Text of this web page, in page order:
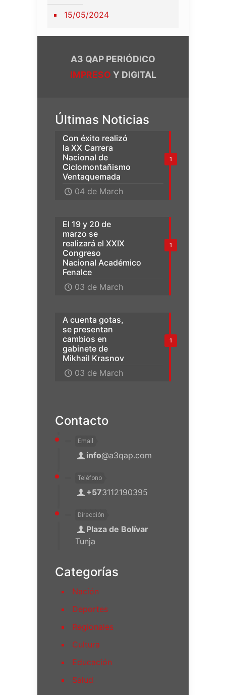
15/05/2024
A3 QAP PERIÓDICO
IMPRESO Y DIGITAL
Últimas Noticias
1
Con éxito realizó
la XX Carrera
Nacional de
Ciclomontañismo
Ventaquemada
04 de March
1
El 19 y 20 de
marzo se
realizará el XXIX
Congreso
Nacional Académico
Fenalce
03 de March
1
A cuenta gotas,
se presentan
cambios en
gabinete de
Mikhail Krasnov
03 de March
Contacto
Email
info@a3qap.com
Teléfono
+573112190395
Dirección
Plaza de Bolívar
Tunja
Categorías
Nación
Deportes
Regionales
Cultura
Educación
Salud